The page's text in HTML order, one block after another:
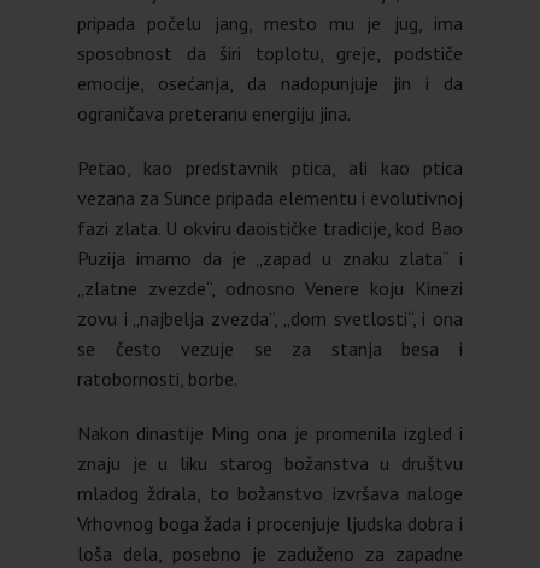
pripada počelu jang, mesto mu je jug, ima
sposobnost da širi toplotu, greje, podstiče
emocije, osećanja, da nadopunjuje jin i da
ograničava preteranu energiju jina.
Petao, kao predstavnik ptica, ali kao ptica
vezana za Sunce pripada elementu i evolutivnoj
fazi zlata. U okviru daoističke tradicije, kod Bao
Puzija imamo da je „zapad u znaku zlata“ i
„zlatne zvezde“, odnosno Venere koju Kinezi
zovu i „najbelja zvezda“, „dom svetlosti“, i ona
se često vezuje se za stanja besa i
ratobornosti, borbe.
Nakon dinastije Ming ona je promenila izgled i
znaju je u liku starog božanstva u društvu
mladog ždrala, to božanstvo izvršava naloge
Vrhovnog boga žada i procenjuje ljudska dobra i
loša dela, posebno je zaduženo za zapadne